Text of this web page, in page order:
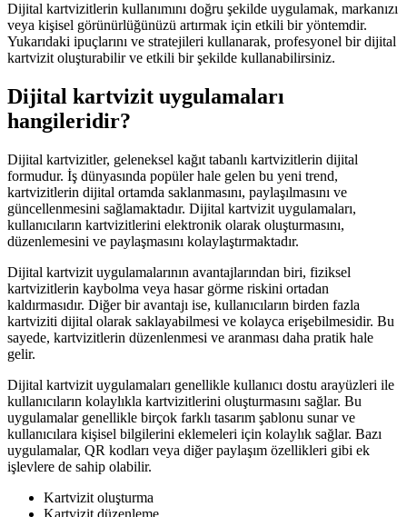
Dijital kartvizitlerin kullanımını doğru şekilde uygulamak, markanızı
veya kişisel görünürlüğünüzü artırmak için etkili bir yöntemdir.
Yukarıdaki ipuçlarını ve stratejileri kullanarak, profesyonel bir dijital
kartvizit oluşturabilir ve etkili bir şekilde kullanabilirsiniz.
Dijital kartvizit uygulamaları
hangileridir?
Dijital kartvizitler, geleneksel kağıt tabanlı kartvizitlerin dijital
formudur. İş dünyasında popüler hale gelen bu yeni trend,
kartvizitlerin dijital ortamda saklanmasını, paylaşılmasını ve
güncellenmesini sağlamaktadır. Dijital kartvizit uygulamaları,
kullanıcıların kartvizitlerini elektronik olarak oluşturmasını,
düzenlemesini ve paylaşmasını kolaylaştırmaktadır.
Dijital kartvizit uygulamalarının avantajlarından biri, fiziksel
kartvizitlerin kaybolma veya hasar görme riskini ortadan
kaldırmasıdır. Diğer bir avantajı ise, kullanıcıların birden fazla
kartviziti dijital olarak saklayabilmesi ve kolayca erişebilmesidir. Bu
sayede, kartvizitlerin düzenlenmesi ve aranması daha pratik hale
gelir.
Dijital kartvizit uygulamaları genellikle kullanıcı dostu arayüzleri ile
kullanıcıların kolaylıkla kartvizitlerini oluşturmasını sağlar. Bu
uygulamalar genellikle birçok farklı tasarım şablonu sunar ve
kullanıcılara kişisel bilgilerini eklemeleri için kolaylık sağlar. Bazı
uygulamalar, QR kodları veya diğer paylaşım özellikleri gibi ek
işlevlere de sahip olabilir.
Kartvizit oluşturma
Kartvizit düzenleme